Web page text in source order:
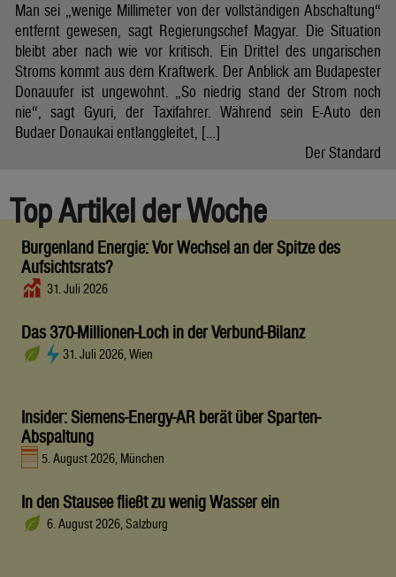
Man sei „wenige Millimeter von der vollständigen Abschaltung“
entfernt gewesen, sagt Regierungschef Magyar. Die Situation
bleibt aber nach wie vor kritisch. Ein Drittel des ungarischen
Stroms kommt aus dem Kraftwerk. Der Anblick am Budapester
Donauufer ist ungewohnt. „So niedrig stand der Strom noch
nie“, sagt Gyuri, der Taxifahrer. Während sein E-Auto den
Budaer Donaukai entlanggleitet, […]
Der Standard
Top Artikel der Woche
Burgenland Energie: Vor Wechsel an der Spitze des
Aufsichtsrats?
31. Juli 2026
Das 370-Millionen-Loch in der Verbund-Bilanz
31. Juli 2026, Wien
Insider: Siemens-Energy-AR berät über Sparten-
Abspaltung
5. August 2026, München
In den Stausee fließt zu wenig Wasser ein
6. August 2026, Salzburg